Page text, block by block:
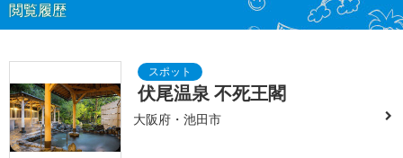
閲覧履歴
伏尾温泉 不死王閣
大阪府・池田市